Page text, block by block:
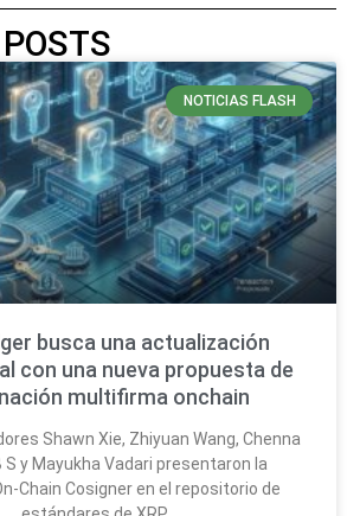
NOTICIAS FLASH
busca una actualización
con una nueva propuesta de
multifirma onchain
Shawn Xie, Zhiyuan Wang, Chenna
S y Mayukha Vadari presentaron la
Chain Cosigner en el repositorio de